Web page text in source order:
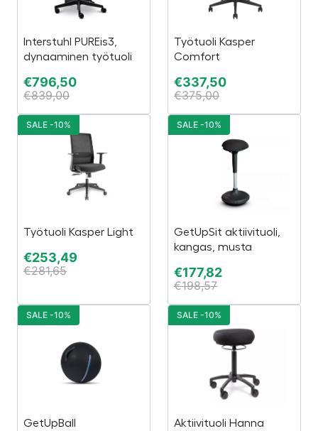
Interstuhl PUREis3,
dynaaminen työtuoli
€796,50
€839,00
Työtuoli Kasper
Comfort
€337,50
€375,00
Työtuoli Kasper Light
€253,49
€281,65
SALE -10%
GetUpSit aktiivituoli,
kangas, musta
€177,82
€198,57
SALE -10%
GetUpBall
SALE -10%
Aktiivituoli Hanna
SALE -10%